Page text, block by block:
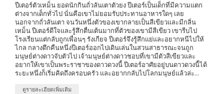
ปีเตอร์ตัวเหม็น ยอดนักกินถั่วลันเตาตัวยง ปีเตอร์เป็นเด็กที่มีความแตก
ต่างจากเด็กทั่วไป นั่นคือเขาไม่ยอมรับประทานอาหารใดๆ เลย
นอกจากถั่วลันเตา จนวันหนึ่งตัวของเขากลายเป็นสีเขียวและมีกลิ่น
เหม็น ปีเตอร์ดีใจและรู้สึกตื่นเต้นมากที่ตัวของเขามีสีเขียว เขารีบไป
โรงเรียนแต่กลับถูกเพื่อนๆ รังเกียจ ปีเตอร์จึงรู้สึกแย่และอยากหนีไปให้
ไกล กลางดึกคืนหนึ่งปีเตอร์ออกไปเดินเล่นในสวนสาธารณะจนถูก
มนุษย์ต่างดาวจับตัวไป เจ้ามนุษย์ต่างดาวชอบที่เขามีตัวสีเขียวและ
อยากให้เขาเป็นพระราชาของดาวดวงนี้ ปีเตอร์อาศัยอยู่บนดาวดวงนี้ได้
ระยะหนึ่งก็เริ่มคิดถึงครอบครัว และอยากกลับไปโลกมนุษย์แล้วล่ะ...
ดูรายละเอียดเพิ่มเติม